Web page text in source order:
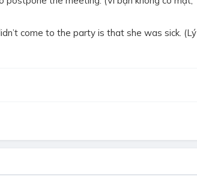
come to the party is that she was sick. (Lý